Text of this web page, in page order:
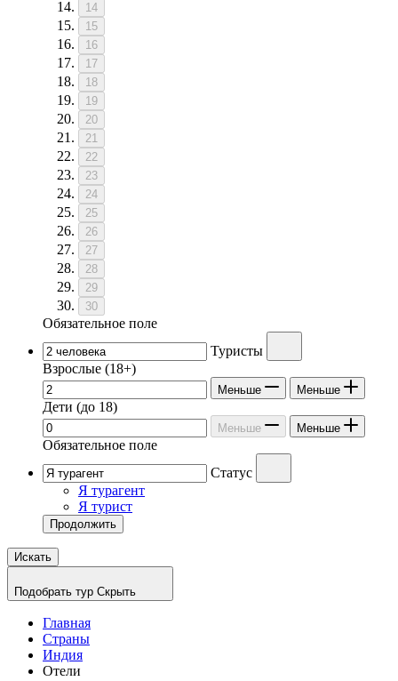
14
15
16
17
18
19
20
21
22
23
24
25
26
27
28
29
30
Обязательное поле
Туристы
Взрослые (18+)
Меньше Меньше
Дети (до 18)
Меньше Меньше
Обязательное поле
Статус
Я турагент
Я турист
Продолжить
Искать
Подобрать тур Скрыть
Главная
Страны
Индия
Отели